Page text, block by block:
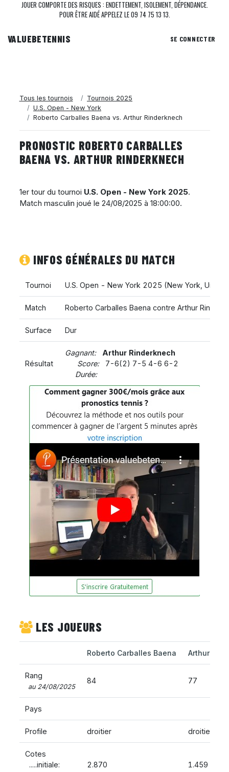
JOUER COMPORTE DES RISQUES : ENDETTEMENT, ISOLEMENT, DÉPENDANCE.
POUR ÊTRE AIDÉ APPELEZ LE 09 74 75 13 13.
VALUEBETENNIS SE CONNECTER
Tous les tournois
Tournois 2025
U.S. Open - New York
Roberto Carballes Baena vs. Arthur Rinderknech
PRONOSTIC ROBERTO CARBALLES
BAENA VS. ARTHUR RINDERKNECH
1er tour du tournoi U.S. Open - New York 2025.
Match masculin joué le 24/08/2025 à 18:00:00.
INFOS GÉNÉRALES DU MATCH
Tournoi U.S. Open - New York 2025 (New York United
Match Roberto Carballes Baena contre Arthur
Surface Dur
Résultat
Gagnant:
Arthur Rinderknech
Score:7-6(2) 7-5 4-6 6-2
Durée:
LES JOUEURS
Roberto Carballes Baena Arthur
Rang
au 24/08/2025
84 77
Pays
Profile droitier droitier
Cotes
.....initiale:
2.870
1.459